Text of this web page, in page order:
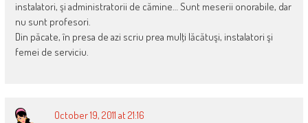
instalatori, şi administratorii de cămine… Sunt meserii onorabile, dar
nu sunt profesori.
Din păcate, în presa de azi scriu prea mulţi lăcătuşi, instalatori şi
femei de serviciu.
October 19, 2011 at 21:16